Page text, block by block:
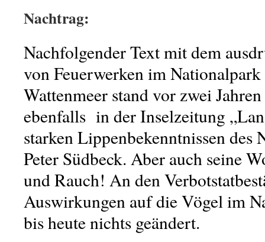
Nachtrag:
Nachfolgender Text mit dem
von Feuerwerken im Nationalpark
Wattenmeer stand vor zwei
ebenfalls in der Inselzeitung
starken Lippenbekenntnissen des
Peter Südbeck. Aber auch seine
und Rauch! An den
Auswirkungen auf die Vögel im
bis heute nichts geändert.